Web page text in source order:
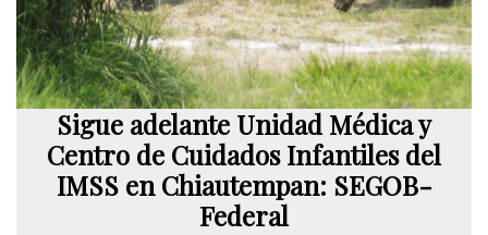
Sigue adelante Unidad Médica y
Centro de Cuidados Infantiles del
IMSS en Chiautempan: SEGOB-
Federal